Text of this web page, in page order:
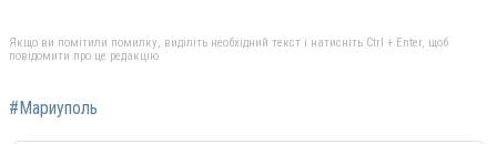
Якщо ви помітили помилку, виділіть необхідний текст і натисніть Ctrl + Enter, щоб
повідомити про це редакцію
#Мариуполь